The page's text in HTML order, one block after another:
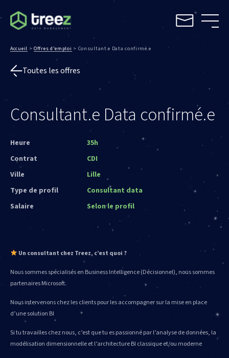
Accueil >Offres d'emploi > Consultant.e Data confirmé.e
Toutes les offres
Consultant.e Data confirmé.e
Heure
35h
Contrat
CDI
Ville
Lille
Type de profil
Consultant data
Salaire
Selon le profil
Un consultant chez Treez, c’est quoi ?
Nous sommes spécialisés en Business Intelligence (Décisionnel), nous sommes
partenaires Microsoft.
Nous intervenons chez les clients pour les accompagner sur la mise en place
d’une solution BI
Si tu travailles chez nous, c’est que tu es passionné par l’analyse de données, la
modélisation dimensionnelle et l’architecture BI classique et/ou moderne